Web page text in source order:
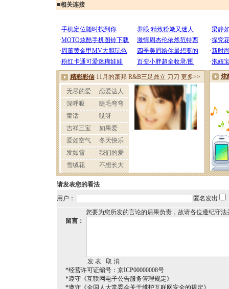
■相关连接
请发表您的看法
用户：
匿名发出
您要为您所发的言论的后果负责，故请各位遵纪守
留言：
*经营许可证编号：京ICP00000008号
*遵守《互联网电子公告服务管理规定》
*遵守《全国人大常委会关于维护互联网安全的规定》